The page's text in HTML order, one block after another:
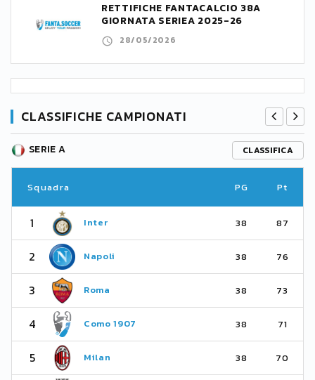
RETTIFICHE FANTACALCIO 38A
GIORNATA SERIEA 2025-26
28/05/2026
CLASSIFICHE CAMPIONATI
SERIE A CLASSIFICA
Squadra PG Pt
1 Inter 38 87
2 Napoli 38 76
3 Roma 38 73
4 Como 1907 38 71
5 Milan 38 70